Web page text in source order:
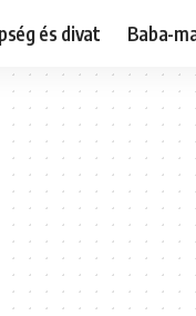
és divat Baba-